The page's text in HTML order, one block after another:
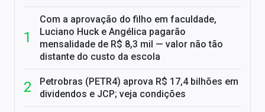
Com a aprovação do filho em faculdade,
Luciano Huck e Angélica pagarão
mensalidade de R$ 8,3 mil — valor não tão
distante do custo da escola
Petrobras (PETR4) aprova R$ 17,4 bilhões em
dividendos e JCP; veja condições